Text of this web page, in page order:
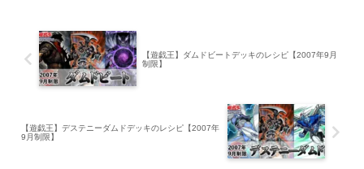
【遊戯王】ダムドビートデッキのレシピ【2007年9月
制限】
【遊戯王】デステニーダムドデッキのレシピ【2007年
9月制限】